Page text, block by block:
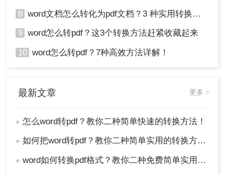
8 word文档怎么转化为pdf文档？3 种实用转换方法，完美保留原文档格式！
9 word怎么转pdf？这3个转换方法赶紧收藏起来
10 word怎么转pdf？7种高效方法详解！
最新文章 更多 >
● 怎么word转pdf？教你二种简单快速的转换方法！
● 如何把word转pdf？教你二种简单实用的转换方法!
● word如何转换pdf格式？教你二种免费简单实用的转换方法！